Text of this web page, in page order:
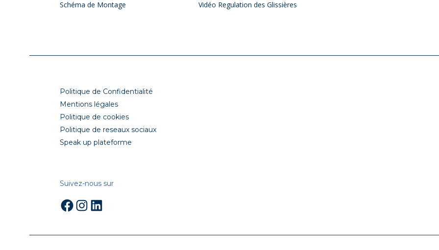
Schéma de Montage
Vidéo Regulation des Glissières
Politique de Confidentialité
Mentions légales
Politique de cookies
Politique de reseaux sociaux
Speak up plateforme
Suivez-nous sur
Facebook
Instagram
LinkedIn